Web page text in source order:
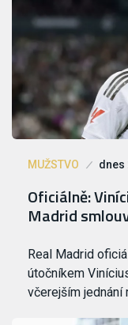
MUŽSTVO dnes
Oficiálně:
Madrid
Real Madrid
útočníkem
včerejším jednání